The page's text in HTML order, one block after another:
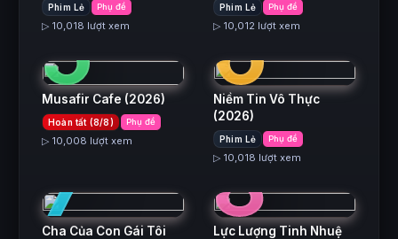
Phim Lẻ Phụ đề
▷ 10,018 lượt xem
Phim Lẻ Phụ đề
▷ 10,012 lượt xem
5
Musafir Cafe (2026)
Hoàn tất (8/8) Phụ đề
▷ 10,008 lượt xem
6
Niềm Tin Vô Thực
(2026)
Phim Lẻ Phụ đề
▷ 10,018 lượt xem
7
Cha Của Con Gái Tôi
8
Lực Lượng Tinh Nhuệ